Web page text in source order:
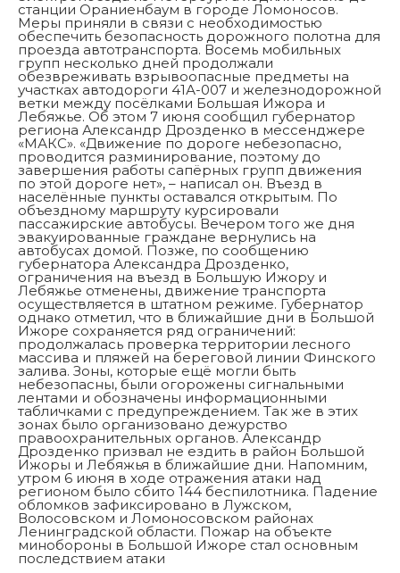
станции Ораниенбаум в городе Ломоносов.
Меры приняли в связи с необходимостью
обеспечить безопасность дорожного полотна для
проезда автотранспорта. Восемь мобильных
групп несколько дней продолжали
обезвреживать взрывоопасные предметы на
участках автодороги 41А-007 и железнодорожной
ветки между посёлками Большая Ижора и
Лебяжье. Об этом 7 июня сообщил губернатор
региона Александр Дрозденко в мессенджере
«МАКС». «Движение по дороге небезопасно,
проводится разминирование, поэтому до
завершения работы сапёрных групп движения
по этой дороге нет», – написал он. Въезд в
населённые пункты оставался открытым. По
объездному маршруту курсировали
пассажирские автобусы. Вечером того же дня
эвакуированные граждане вернулись на
автобусах домой. Позже, по сообщению
губернатора Александра Дрозденко,
ограничения на въезд в Большую Ижору и
Лебяжье отменены, движение транспорта
осуществляется в штатном режиме. Губернатор
однако отметил, что в ближайшие дни в Большой
Ижоре сохраняется ряд ограничений:
продолжалась проверка территории лесного
массива и пляжей на береговой линии Финского
залива. Зоны, которые ещё могли быть
небезопасны, были огорожены сигнальными
лентами и обозначены информационными
табличками с предупреждением. Так же в этих
зонах было организовано дежурство
правоохранительных органов. Александр
Дрозденко призвал не ездить в район Большой
Ижоры и Лебяжья в ближайшие дни. Напомним,
утром 6 июня в ходе отражения атаки над
регионом было сбито 144 беспилотника. Падение
обломков зафиксировано в Лужском,
Волосовском и Ломоносовском районах
Ленинградской области. Пожар на объекте
минобороны в Большой Ижоре стал основным
последствием атаки